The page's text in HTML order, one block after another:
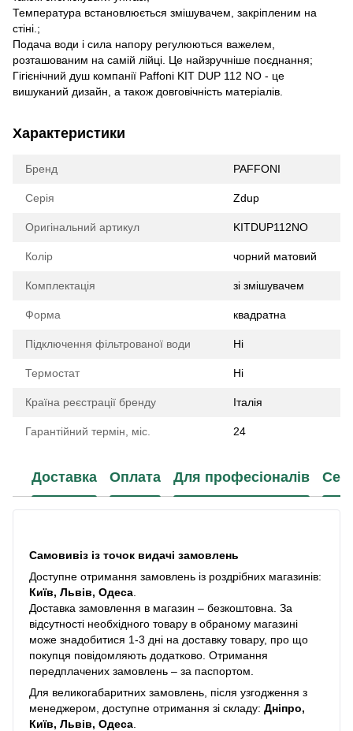
Температура встановлюється змішувачем, закріпленим на
стіні.;
Подача води і сила напору регулюються важелем,
розташованим на самій лійці. Це найзручніше поєднання;
Гігієнічний душ компанії Paffoni KIT DUP 112 NO - це
вишуканий дизайн, а також довговічність матеріалів.
Характеристики
Бренд PAFFONI
Серія Zdup
Оригінальний артикул KITDUP112NO
Колір чорний матовий
Комплектація зі змішувачем
Форма квадратна
Підключення фільтрованої води Ні
Термостат Ні
Країна реєстрації бренду Італія
Гарантійний термін, міс. 24
Доставка Оплата Для професіоналів
Самовивіз із точок видачі замовлень
Доступне отримання замовлень із роздрібних магазинів:
Київ, Львів, Одеса
Доставка замовлення в магазин – безкоштовна. За
відсутності необхідного товару в обраному магазині
може знадобитися 1-3 дні на доставку товару, про що
покупця повідомляють додатково. Отримання
передплачених замовлень – за паспортом.
Для великогабаритних замовлень, після узгодження з
менеджером, доступне отримання зі складу: Дніпро,
Київ, Львів, Одеса